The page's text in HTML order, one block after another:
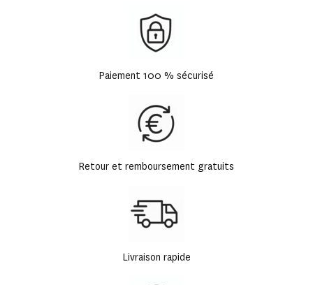
Paiement 100 % sécurisé
Retour et remboursement gratuits
Livraison rapide